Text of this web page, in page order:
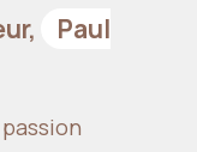
Paul